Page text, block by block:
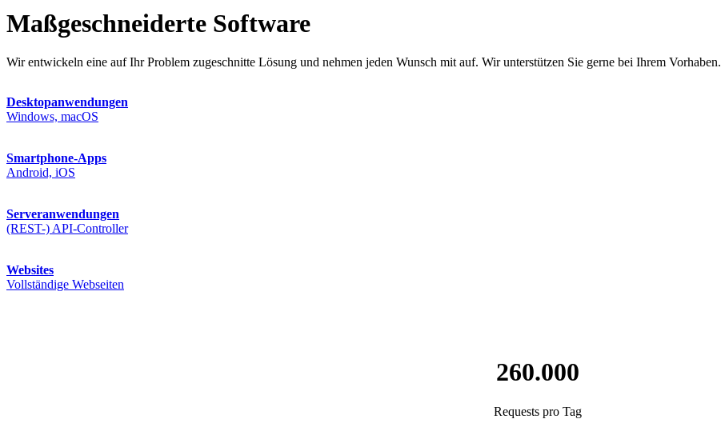
Maßgeschneiderte Software
Wir entwickeln eine auf Ihr Problem zugeschnitte Lösung und nehmen jeden Wunsch mit auf. Wir unterstützen Sie gerne bei Ihrem Vorhaben.
Desktopanwendungen
Windows, macOS
Smartphone-Apps
Android, iOS
Serveranwendungen
(REST-) API-Controller
Websites
Vollständige Webseiten
260.000
Requests pro Tag